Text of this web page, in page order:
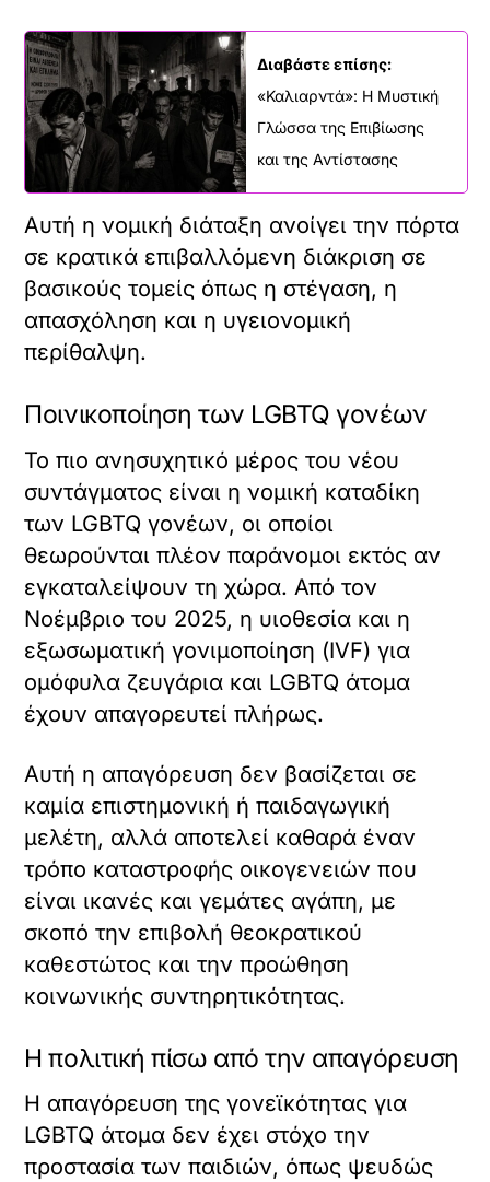
Διαβάστε επίσης:
«Καλιαρντά»: Η Μυστική
Γλώσσα της Επιβίωσης
και της Αντίστασης
Αυτή η νομική διάταξη ανοίγει την πόρτα
σε κρατικά επιβαλλόμενη διάκριση σε
βασικούς τομείς όπως η στέγαση, η
απασχόληση και η υγειονομική
περίθαλψη.
Ποινικοποίηση των LGBTQ γονέων
Το πιο ανησυχητικό μέρος του νέου
συντάγματος είναι η νομική καταδίκη
των LGBTQ γονέων, οι οποίοι
θεωρούνται πλέον παράνομοι εκτός αν
εγκαταλείψουν τη χώρα. Από τον
Νοέμβριο του 2025, η υιοθεσία και η
εξωσωματική γονιμοποίηση (IVF) για
ομόφυλα ζευγάρια και LGBTQ άτομα
έχουν απαγορευτεί πλήρως.
Αυτή η απαγόρευση δεν βασίζεται σε
καμία επιστημονική ή παιδαγωγική
μελέτη, αλλά αποτελεί καθαρά έναν
τρόπο καταστροφής οικογενειών που
είναι ικανές και γεμάτες αγάπη, με
σκοπό την επιβολή θεοκρατικού
καθεστώτος και την προώθηση
κοινωνικής συντηρητικότητας.
Η πολιτική πίσω από την απαγόρευση
Η απαγόρευση της γονεϊκότητας για
LGBTQ άτομα δεν έχει στόχο την
προστασία των παιδιών, όπως ψευδώς